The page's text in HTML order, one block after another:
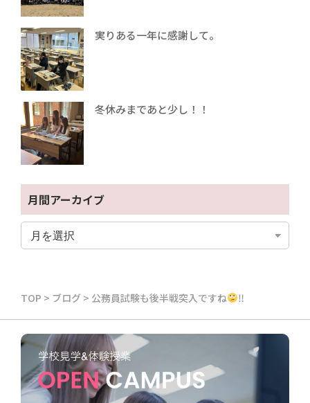
実りある一年に感謝して。
冬休みまであと少し！！
月間アーカイブ
TOP > ブログ > 公務員試験も後半戦突入ですね ‼